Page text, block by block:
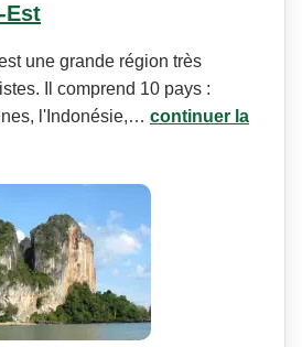
Est
une grande région très
Il comprend 10 pays :
l'Indonésie,… continuer la